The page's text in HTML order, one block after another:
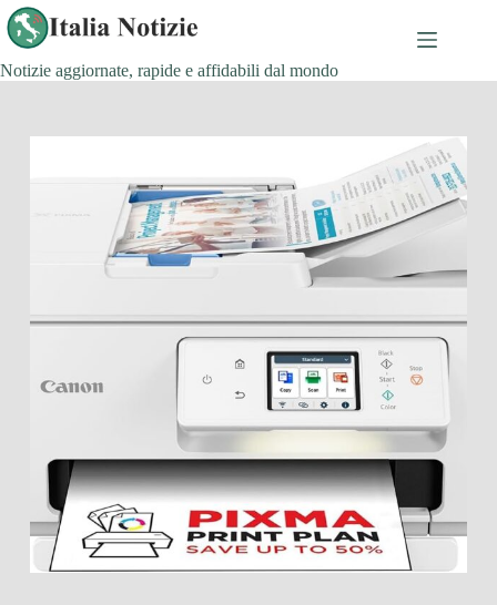
Salta
al
contenuto
Notizie aggiornate, rapide e affidabili dal mondo